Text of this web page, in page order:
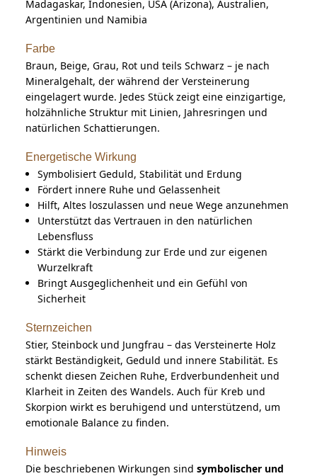
Madagaskar, Indonesien, USA (Arizona), Australien,
Argentinien und Namibia
Farbe
Braun, Beige, Grau, Rot und teils Schwarz – je nach
Mineralgehalt, der während der Versteinerung
eingelagert wurde. Jedes Stück zeigt eine einzigartige,
holzähnliche Struktur mit Linien, Jahresringen und
natürlichen Schattierungen.
Energetische Wirkung
Symbolisiert Geduld, Stabilität und Erdung
Fördert innere Ruhe und Gelassenheit
Hilft, Altes loszulassen und neue Wege anzunehmen
Unterstützt das Vertrauen in den natürlichen
Lebensfluss
Stärkt die Verbindung zur Erde und zur eigenen
Wurzelkraft
Bringt Ausgeglichenheit und ein Gefühl von
Sicherheit
Sternzeichen
Stier, Steinbock und Jungfrau – das Versteinerte Holz
stärkt Beständigkeit, Geduld und innere Stabilität. Es
schenkt diesen Zeichen Ruhe, Erdverbundenheit und
Klarheit in Zeiten des Wandels. Auch für Kreb und
Skorpion wirkt es beruhigend und unterstützend, um
emotionale Balance zu finden.
Hinweis
Die beschriebenen Wirkungen sind symbolischer und